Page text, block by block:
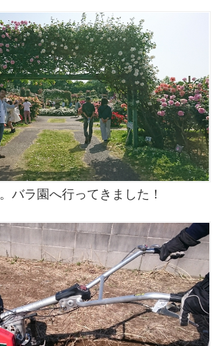
バラ園へ行ってきました！